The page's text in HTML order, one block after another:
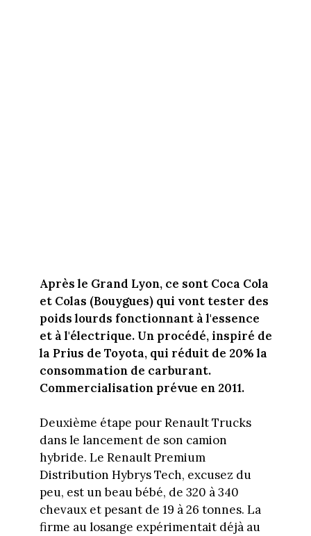
Après le Grand Lyon, ce sont Coca Cola
et Colas (Bouygues) qui vont tester des
poids lourds fonctionnant à l'essence
et à l'électrique. Un procédé, inspiré de
la Prius de Toyota, qui réduit de 20% la
consommation de carburant.
Commercialisation prévue en 2011.
Deuxième étape pour Renault Trucks
dans le lancement de son camion
hybride. Le Renault Premium
Distribution Hybrys Tech, excusez du
peu, est un beau bébé, de 320 à 340
chevaux et pesant de 19 à 26 tonnes. La
firme au losange expérimentait déjà au